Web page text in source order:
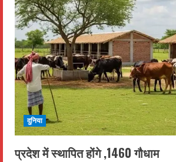
दुनिया
प्रदेश में स्थापित होंगे ,1460 गौधाम